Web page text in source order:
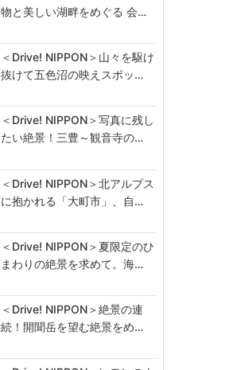
物と美しい湖畔をめぐる 会…
＜Drive! NIPPON＞山々を駆け
抜けて五色沼の映えスポッ…
＜Drive! NIPPON＞写真に残し
たい絶景！三豊～観音寺の…
＜Drive! NIPPON＞北アルプス
に抱かれる「大町市」、自…
＜Drive! NIPPON＞夏限定のひ
まわりの絶景を求めて。海…
＜Drive! NIPPON＞絶景の連
続！開聞岳を望む絶景をめ…